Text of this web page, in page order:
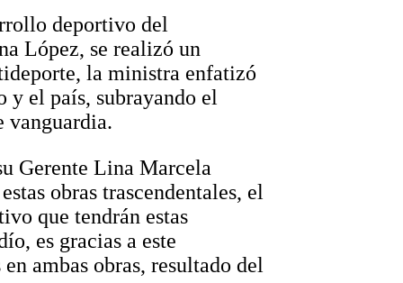
deportivo del
López, se realizó un
la ministra enfatizó
y el país, subrayando el
vanguardia.
Gerente Lina Marcela
obras trascendentales, el
que tendrán estas
es gracias a este
ambas obras, resultado del